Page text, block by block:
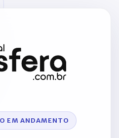
EM ANDAMENTO